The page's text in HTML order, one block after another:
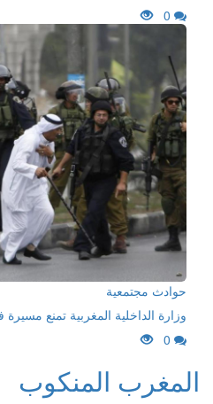
0
حوادث مجتمعية
وزارة الداخلية المغربية تمنع مسيرة
0
المغرب المنكوب